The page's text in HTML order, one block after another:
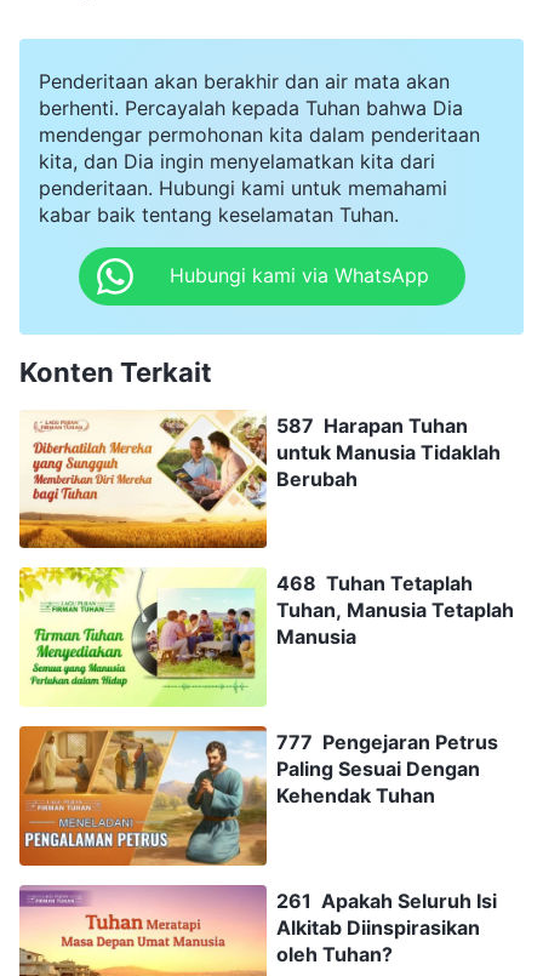
Penderitaan akan berakhir dan air mata akan
berhenti. Percayalah kepada Tuhan bahwa Dia
mendengar permohonan kita dalam penderitaan
kita, dan Dia ingin menyelamatkan kita dari
penderitaan. Hubungi kami untuk memahami
kabar baik tentang keselamatan Tuhan.
Hubungi kami via WhatsApp
Konten Terkait
587 Harapan Tuhan
untuk Manusia Tidaklah
Berubah
468 Tuhan Tetaplah
Tuhan, Manusia Tetaplah
Manusia
777 Pengejaran Petrus
Paling Sesuai Dengan
Kehendak Tuhan
261 Apakah Seluruh Isi
Alkitab Diinspirasikan
oleh Tuhan?